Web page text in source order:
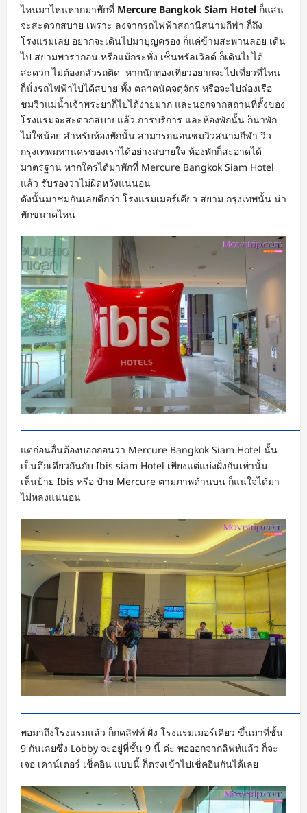
ไหนมาไหนหากมาพักที่ Mercure Bangkok Siam Hotel ก็แสน
จะสะดวกสบาย เพราะ ลงจากรถไฟฟ้าสถานีสนามกีฬา ก็ถึง
โรงแรมเลย อยากจะเดินไปมาบุญครอง ก็แค่ข้ามสะพานลอย เดิน
ไป สยามพารากอน หรือแม้กระทั่ง เซ็นทรัลเวิลด์ ก็เดินไปได้
สะดวก ไม่ต้องกลัวรถติด หากนักท่องเที่ยวอยากจะไปเที่ยวที่ไหน
ก็นั่งรถไฟฟ้าไปได้สบาย ทั้ง ตลาดนัดจตุจักร หรือจะไปล่องเรือ
ชมวิวแม่น้ำเจ้าพระยาก็ไปได้ง่ายมาก และนอกจากสถานที่ตั้งของ
โรงแรมจะสะดวกสบายแล้ว การบริการ และห้องพักนั้น ก็น่าพัก
ไม่ใช่น้อย สำหรับห้องพักนั้น สามารถนอนชมวิวสนามกีฬา วิว
กรุงเทพมหานครของเราได้อย่างสบายใจ ห้องพักก็สะอาดได้
มาตรฐาน หากใครได้มาพักที่ Mercure Bangkok Siam Hotel
แล้ว รับรองว่าไม่ผิดหวังแน่นอน
ดังนั้นมาชมกันเลยดีกว่า โรงแรมเมอร์เคียว สยาม กรุงเทพนั้น น่า
พักขนาดไหน
แต่ก่อนอื่นต้องบอกก่อนว่า Mercure Bangkok Siam Hotel นั้น
เป็นตึกเดียวกันกับ Ibis siam Hotel เพียงแต่แบ่งฝั่งกันเท่านั้น
เห็นป้าย Ibis หรือ ป้าย Mercure ตามภาพด้านบน ก็แน่ใจได้มา
ไม่หลงแน่นอน
พอมาถึงโรงแรมแล้ว ก็กดลิฟท์ ฝั่ง โรงแรมเมอร์เคียว ขึ้นมาที่ชั้น
9 กันเลยซึ่ง Lobby จะอยู่ที่ชั้น 9 นี้ ค่ะ พอออกจากลิฟท์แล้ว ก็จะ
เจอ เคาน์เตอร์ เช็คอิน แบบนี้ ก็ตรงเข้าไปเช็คอินกันได้เลย